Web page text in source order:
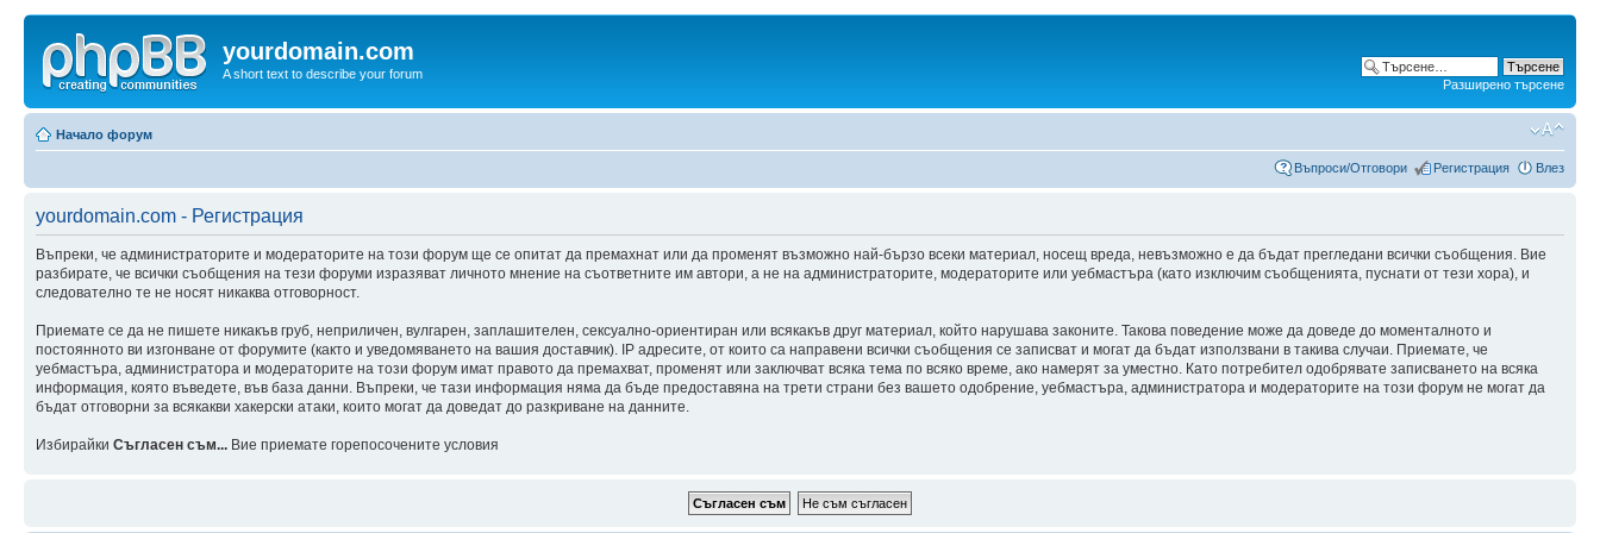
yourdomain.com
A short text to describe your forum
Разширено търсене
Начало форум
Въпроси/Отговори Регистрация Влез
yourdomain.com - Регистрация
Въпреки, че администраторите и модераторите на този форум ще се опитат да премахнат или да променят възможно най-бързо всеки материал, носещ вреда, невъзможно е да бъдат прегледани всички съобщения. Вие
разбирате, че всички съобщения на тези форуми изразяват личното мнение на съответните им автори, а не на администраторите, модераторите или уебмастъра (като изключим съобщенията, пуснати от тези хора), и
следователно те не носят никаква отговорност.
Приемате се да не пишете никакъв груб, неприличен, вулгарен, заплашителен, сексуално-ориентиран или всякакъв друг материал, който нарушава законите. Такова поведение може да доведе до моменталното и
постоянното ви изгонване от форумите (както и уведомяването на вашия доставчик). IP адресите, от които са направени всички съобщения се записват и могат да бъдат използвани в такива случаи. Приемате, че
уебмастъра, администратора и модераторите на този форум имат правото да премахват, променят или заключват всяка тема по всяко време, ако намерят за уместно. Като потребител одобрявате записването на всяка
информация, която въведете, във база данни. Въпреки, че тази информация няма да бъде предоставяна на трети страни без вашето одобрение, уебмастъра, администратора и модераторите на този форум не могат да
бъдат отговорни за всякакви хакерски атаки, които могат да доведат до разкриване на данните.
Избирайки Съгласен съм... Вие приемате горепосочените условия